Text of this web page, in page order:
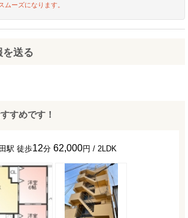
ムーズになります。
送る
すめです！
駅 徒歩12分 62,000円 / 2LDK